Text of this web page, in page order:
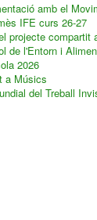
amb el
IFE curs 26-27
projecte compartit
de l'Entorn i
2026
a Músics
del Treball